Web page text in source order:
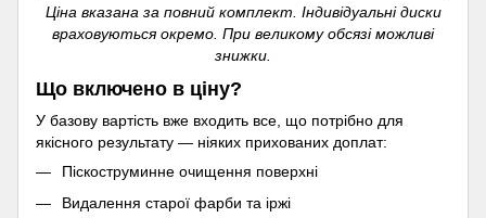
Ціна вказана за повний комплект. Індивідуальні диски
враховуються окремо. При великому обсязі можливі
знижки.
Що включено в ціну?
У базову вартість вже входить все, що потрібно для
якісного результату — ніяких прихованих доплат:
Піскоструминне очищення поверхні
Видалення старої фарби та іржі